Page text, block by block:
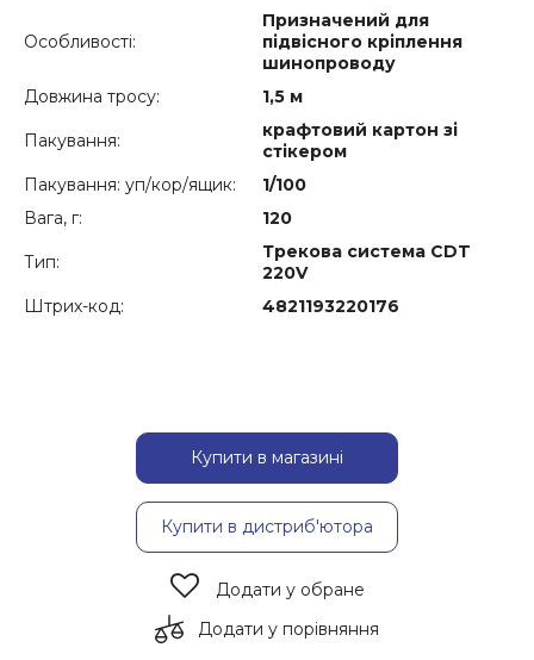
Особливості:
Призначений для
підвісного кріплення
шинопроводу
Довжина тросу:
1,5 м
Пакування:
крафтовий картон зі
стікером
Пакування: уп/кор/ящик:
1/100
Вага, г:
120
Тип:
Трекова система CDT
220V
Штрих-код:
4821193220176
Купити в магазині
Купити в дистриб'ютора
Додати у обране
Додати у порівняння